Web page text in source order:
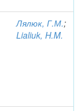
Лялюк, Г.М.;
Lialiuk, H.M.